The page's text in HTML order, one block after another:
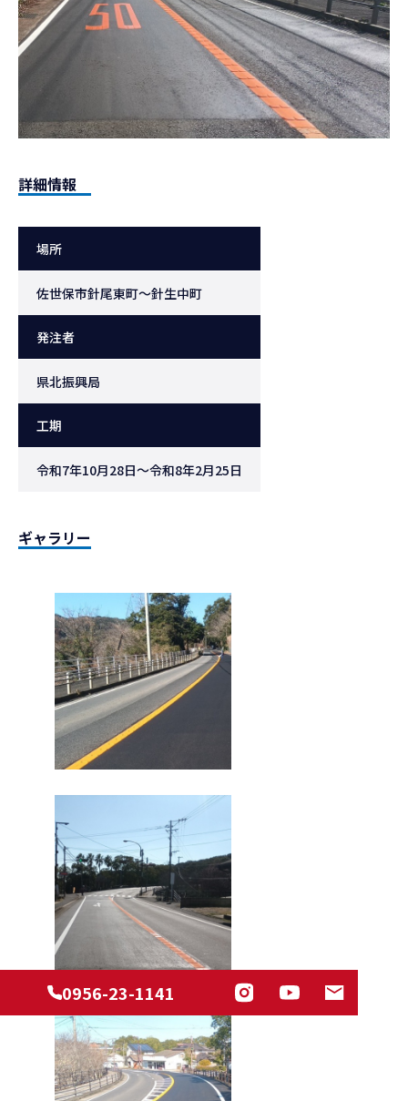
0956-23-1141
詳細情報
場所
佐世保市針尾東町～針生中町
発注者
県北振興局
工期
令和7年10月28日～令和8年2月25日
ギャラリー